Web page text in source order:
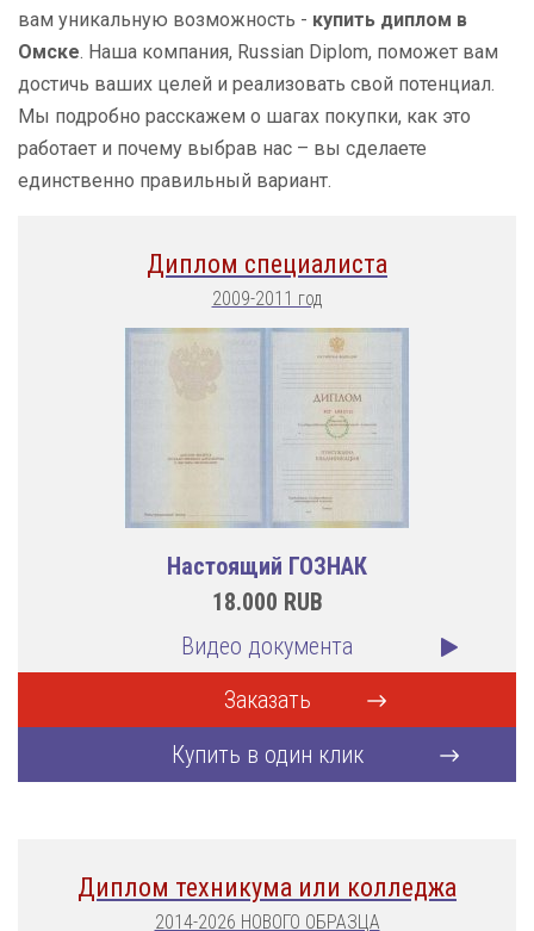
вам уникальную возможность - купить диплом в
Омске. Наша компания, Russian Diplom, поможет вам
достичь ваших целей и реализовать свой потенциал.
Мы подробно расскажем о шагах покупки, как это
работает и почему выбрав нас – вы сделаете
единственно правильный вариант.
Диплом специалиста
2009-2011 год
Настоящий ГОЗНАК
18.000 RUB
Видео документа
Заказать
Купить в один клик
Диплом техникума или колледжа
2014-2026 НОВОГО ОБРАЗЦА